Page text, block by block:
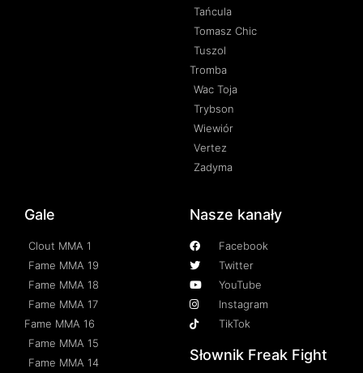
Tańcula
Tomasz Chic
Tuszol
Tromba
Wac Toja
Trybson
Wiewiór
Vertez
Zadyma
Gale
Clout MMA 1
Fame MMA 19
Fame MMA 18
Fame MMA 17
Fame MMA 16
Fame MMA 15
Fame MMA 14
Nasze kanały
Facebook
Twitter
YouTube
Instagram
TikTok
Słownik Freak Fight